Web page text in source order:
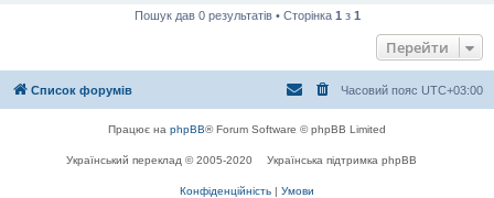
Пошук дав 0 результатів • Сторінка 1 з 1
Перейти
Список форумів Часовий пояс UTC+03:00
Працює на phpBB® Forum Software © phpBB Limited
Український переклад © 2005-2020 Українська підтримка phpBB
Конфіденційність | Умови